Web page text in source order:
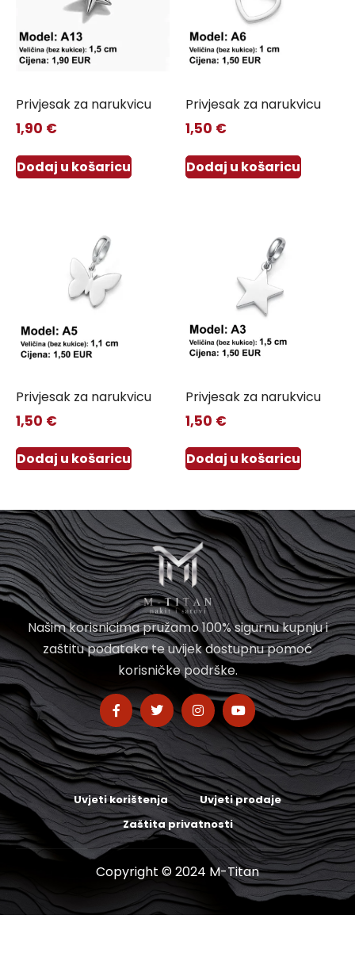
Privjesak za narukvicu
1,90 €
Dodaj u košaricu
Privjesak za narukvicu
1,50 €
Dodaj u košaricu
Privjesak za narukvicu
1,50 €
Dodaj u košaricu
Privjesak za narukvicu
1,50 €
Dodaj u košaricu
Našim korisnicima pružamo 100% sigurnu kupnju i
zaštitu podataka te uvijek dostupnu pomoć
korisničke podrške.
Uvjeti korištenja
Uvjeti prodaje
Zaštita privatnosti
Copyright © 2024 M-Titan